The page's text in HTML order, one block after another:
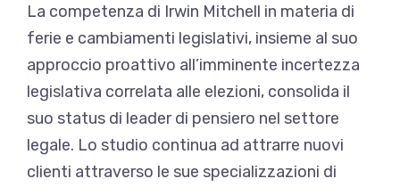
La competenza di Irwin Mitchell in materia di
ferie e cambiamenti legislativi, insieme al suo
approccio proattivo all’imminente incertezza
legislativa correlata alle elezioni, consolida il
suo status di leader di pensiero nel settore
legale. Lo studio continua ad attrarre nuovi
clienti attraverso le sue specializzazioni di